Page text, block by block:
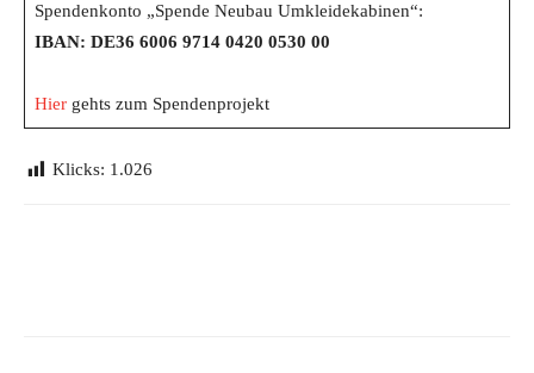
Spendenkonto „Spende Neubau Umkleidekabinen“:
IBAN: DE36 6006 9714 0420 0530 00
Hier gehts zum Spendenprojekt
Klicks: 1.026